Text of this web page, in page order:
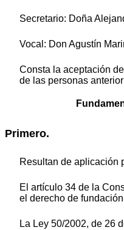
Secretario: Doña
Vocal: Don Agustín
Consta la aceptación
de las personas
Primero.
Resultan de aplicación
El artículo 34 de la
el derecho de
La Ley 50/2002, de 26